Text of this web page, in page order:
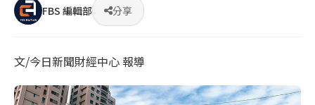
FBS 編輯部
分享
文/今日新聞財經中心 報導